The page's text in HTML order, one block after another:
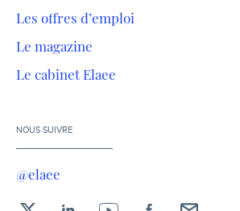
Les offres d’emploi
Le magazine
Le cabinet Elaee
NOUS SUIVRE
@elaee